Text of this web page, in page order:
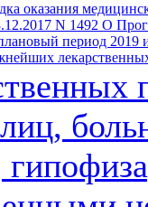
оказания
N 1492 О
период 2019